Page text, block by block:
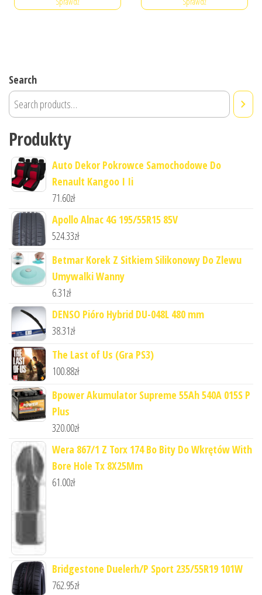
Search
Produkty
Auto Dekor Pokrowce Samochodowe Do
Renault Kangoo I Ii
71.60zł
Apollo Alnac 4G 195/55R15 85V
524.33zł
Betmar Korek Z Sitkiem Silikonowy Do Zlewu
Umywalki Wanny
6.31zł
DENSO Pióro Hybrid DU-048L 480 mm
38.31zł
The Last of Us (Gra PS3)
100.88zł
Bpower Akumulator Supreme 55Ah 540A 015S P
Plus
320.00zł
Wera 867/1 Z Torx 174 Bo Bity Do Wkrętów With
Bore Hole Tx 8X25Mm
61.00zł
Bridgestone Duelerh/P Sport 235/55R19 101W
762.95zł